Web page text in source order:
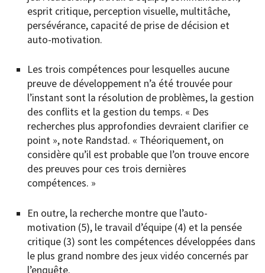
esprit critique, perception visuelle, multitâche,
persévérance, capacité de prise de décision et
auto-motivation.
Les trois compétences pour lesquelles aucune
preuve de développement n’a été trouvée pour
l’instant sont la résolution de problèmes, la gestion
des conflits et la gestion du temps. « Des
recherches plus approfondies devraient clarifier ce
point », note Randstad. « Théoriquement, on
considère qu’il est probable que l’on trouve encore
des preuves pour ces trois dernières
compétences. »
En outre, la recherche montre que l’auto-
motivation (5), le travail d’équipe (4) et la pensée
critique (3) sont les compétences développées dans
le plus grand nombre des jeux vidéo concernés par
l’enquête.